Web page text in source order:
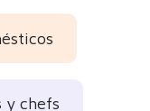
y chefs